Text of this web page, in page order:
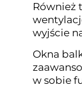
Również
wyjście
Okna
w sobie